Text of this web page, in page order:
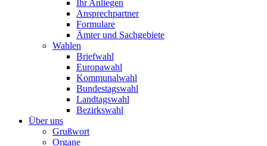
Ihr Anliegen
Ansprechpartner
Formulare
Ämter und Sachgebiete
Wahlen
Briefwahl
Europawahl
Kommunalwahl
Bundestagswahl
Landtagswahl
Bezirkswahl
Über uns
Grußwort
Organe